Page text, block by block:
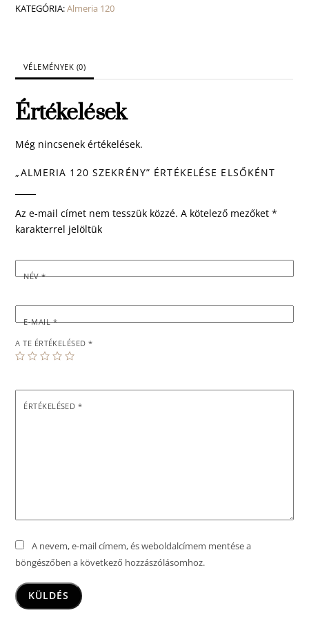
KATEGÓRIA:Almeria 120
VÉLEMÉNYEK (0)
Értékelések
Még nincsenek értékelések.
„ALMERIA 120 SZEKRÉNY” ÉRTÉKELÉSE ELSŐKÉNT
Az e-mail címet nem tesszük közzé. A kötelező mezőket*
karakterrel jelöltük
NÉV*
E-MAIL*
A TE ÉRTÉKELÉSED*
ÉRTÉKELÉSED *
A nevem, e-mail címem, és weboldalcímem mentése a
böngészőben a következő hozzászólásomhoz.